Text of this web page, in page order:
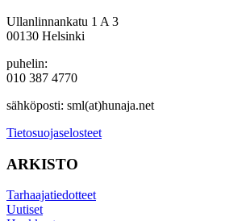
Ullanlinnankatu 1 A 3
00130 Helsinki
puhelin:
010 387 4770
sähköposti: sml(at)hunaja.net
Tietosuojaselosteet
ARKISTO
Tarhaajatiedotteet
Uutiset